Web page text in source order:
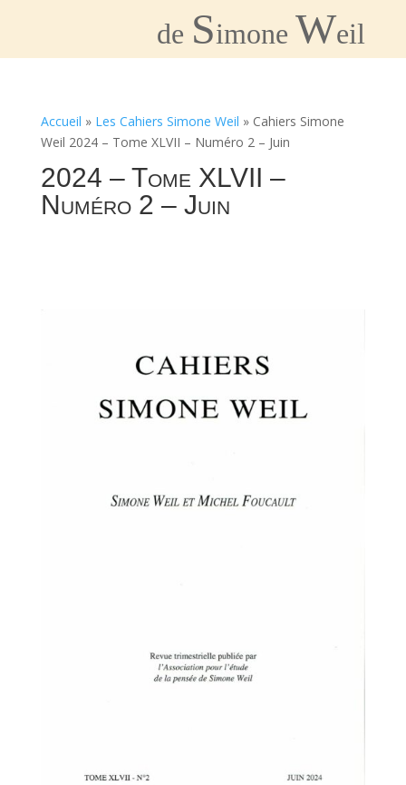
de Simone Weil
Accueil » Les Cahiers Simone Weil » Cahiers Simone
Weil 2024 – Tome XLVII – Numéro 2 – Juin
2024 – Tome XLVII –
Numéro 2 – Juin